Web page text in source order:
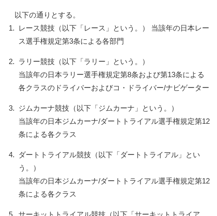
以下の通りとする。
1.
レース競技（以下「レース」という。） 当該年の日本レー
ス選手権規定第3条による各部門
2. ラリー競技（以下「ラリー」という。）
当該年の日本ラリー選手権規定第8条および第13条による
各クラスのドライバーおよびコ・ドライバー/ナビゲーター
3. ジムカーナ競技（以下「ジムカーナ」という。）
当該年の日本ジムカーナ/ダートトライアル選手権規定第12
条による各クラス
4.
ダートトライアル競技（以下「ダートトライアル」とい
う。）
当該年の日本ジムカーナ/ダートトライアル選手権規定第12
条による各クラス
5. サーキットトライアル競技（以下「サーキットトライア